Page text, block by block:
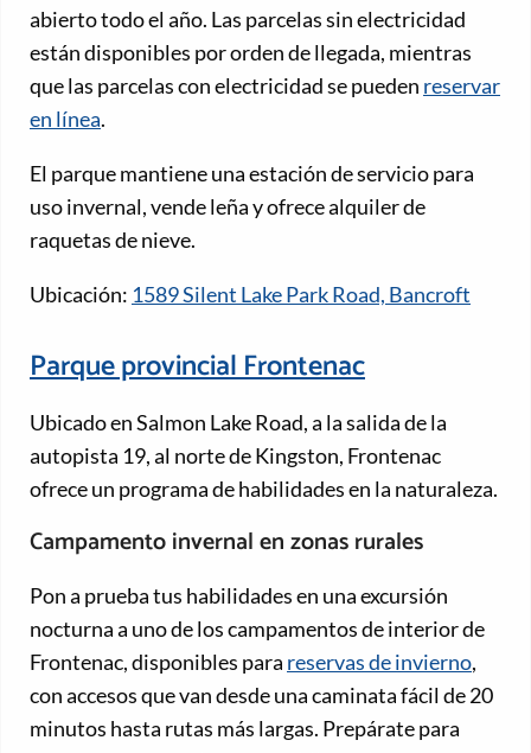
abierto todo el año. Las parcelas sin electricidad
están disponibles por orden de llegada, mientras
que las parcelas con electricidad se pueden reservar
en línea.
El parque mantiene una estación de servicio para
uso invernal, vende leña y ofrece alquiler de
raquetas de nieve.
Ubicación: 1589 Silent Lake Park Road, Bancroft
Parque provincial Frontenac
Ubicado en Salmon Lake Road, a la salida de la
autopista 19, al norte de Kingston, Frontenac
ofrece un programa de habilidades en la naturaleza.
Campamento invernal en zonas rurales
Pon a prueba tus habilidades en una excursión
nocturna a uno de los campamentos de interior de
Frontenac, disponibles para reservas de invierno,
con accesos que van desde una caminata fácil de 20
minutos hasta rutas más largas. Prepárate para